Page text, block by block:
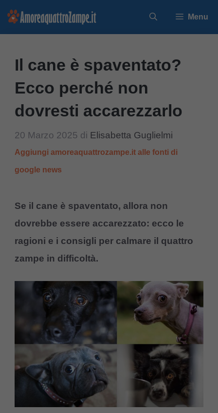
Vai
Menu
Il cane è spaventato?
Ecco perché non
dovresti accarezzarlo
20 Marzo 2025 di Elisabetta Guglielmi
Aggiungi amoreaquattrozampe.it alle fonti di
google news
Se il cane è spaventato, allora non
dovrebbe essere accarezzato: ecco le
ragioni e i consigli per calmare il quattro
zampe in difficoltà.